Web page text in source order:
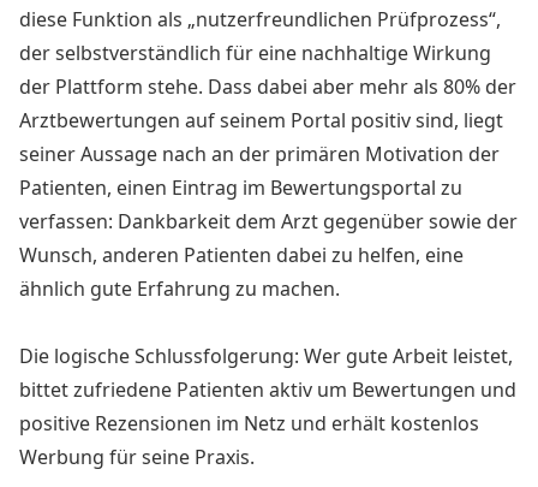
diese Funktion als „nutzerfreundlichen Prüfprozess“,
der selbstverständlich für eine nachhaltige Wirkung
der Plattform stehe. Dass dabei aber mehr als 80% der
Arztbewertungen auf seinem Portal positiv sind, liegt
seiner Aussage nach an der primären Motivation der
Patienten, einen Eintrag im Bewertungsportal zu
verfassen: Dankbarkeit dem Arzt gegenüber sowie der
Wunsch, anderen Patienten dabei zu helfen, eine
ähnlich gute Erfahrung zu machen.
Die logische Schlussfolgerung: Wer gute Arbeit leistet,
bittet zufriedene Patienten aktiv um Bewertungen und
positive Rezensionen im Netz und erhält kostenlos
Werbung für seine Praxis.